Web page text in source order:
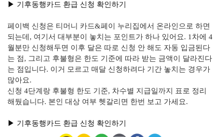
▶︎ 기후동행카드 환급 신청 확인하기
페이백 신청은 티머니 카드&페이 누리집에서 온라인으로 하면
되는데, 여기서 대부분이 놓치는 포인트가 하나 있어요. 1차에 4
월분만 신청해두면 이후 달은 따로 신청 안 해도 자동 입금된다
는 점, 그리고 후불형은 한도 기준에 따라 받는 금액이 달라진다
는 점입니다. 이거 모르고 매달 신청하려다 기간 놓치는 경우가
많아요.
신청 4단계랑 후불형 한도 기준, 차수별 지급일까지 표로 정리
해뒀습니다. 본인 대상 여부 헷갈리면 한번 보고 가세요.
▶︎ 기후동행카드 환급 신청 확인하기